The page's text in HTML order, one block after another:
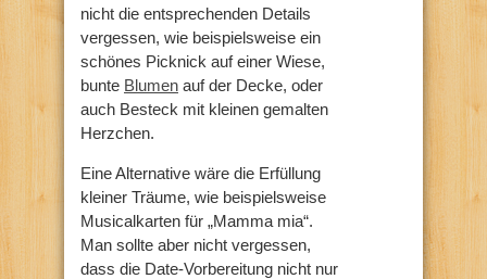
nicht die entsprechenden Details
vergessen, wie beispielsweise ein
schönes Picknick auf einer Wiese,
bunte Blumen auf der Decke, oder
auch Besteck mit kleinen gemalten
Herzchen.
Eine Alternative wäre die Erfüllung
kleiner Träume, wie beispielsweise
Musicalkarten für „Mamma mia“.
Man sollte aber nicht vergessen,
dass die Date-Vorbereitung nicht nur